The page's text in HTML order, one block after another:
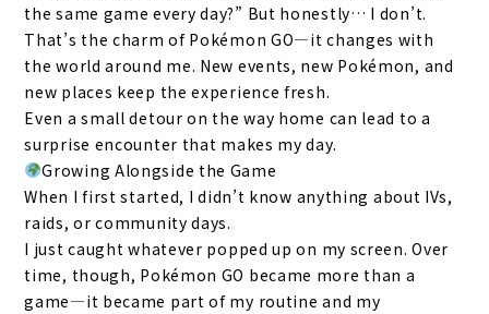
the same game every day?” But honestly… I don’t.
That’s the charm of Pokémon GO—it changes with
the world around me. New events, new Pokémon, and
new places keep the experience fresh.
Even a small detour on the way home can lead to a
surprise encounter that makes my day.
Growing Alongside the Game
When I first started, I didn’t know anything about IVs,
raids, or community days.
I just caught whatever popped up on my screen. Over
time, though, Pokémon GO became more than a
game—it became part of my routine and my